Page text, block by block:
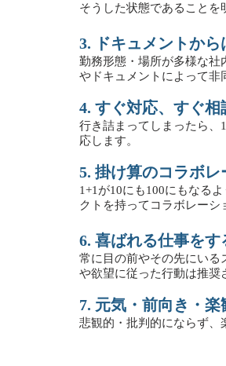
そうした状態であることを
3. ドキュメントから
勤務形態・場所が多様な社
やドキュメントによって非
4. すぐ対応、すぐ相
行き詰まってしまったら、
応します。
5. 掛け算のコラボレ
1+1が10にも100にもなる
クトを持ってコラボレーシ
6. 喜ばれる仕事をす
常に目の前やその先にいる
や欲望に従った行動は推奨
7. 元気・前向き・楽
悲観的・批判的にならず、